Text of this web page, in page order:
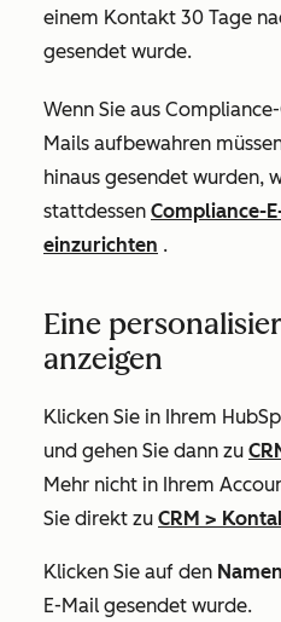
einem Kontakt 30 Tage
gesendet wurde.
Wenn Sie aus
Mails aufbewahren
hinaus gesendet wurden,
stattdessen Compliance-
einzurichten .
Eine
anzeigen
Klicken Sie in Ihrem
und gehen Sie dann zu
Mehr nicht in Ihrem
Sie direkt zu CRM >
Klicken Sie auf den Namen
E-Mail gesendet wurde.